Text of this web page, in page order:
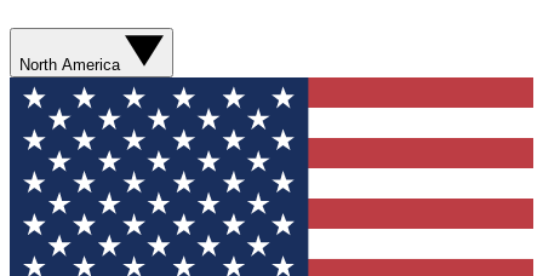
North America